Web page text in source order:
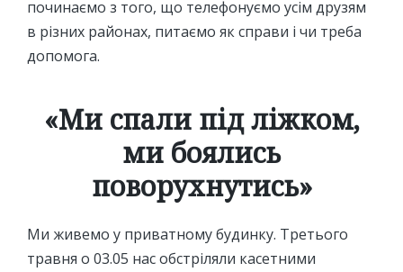
починаємо з того, що телефонуємо усім друзям
в різних районах, питаємо як справи і чи треба
допомога.
«Ми спали під ліжком,
ми боялись
поворухнутись»
Ми живемо у приватному будинку. Третього
травня о 03.05 нас обстріляли касетними